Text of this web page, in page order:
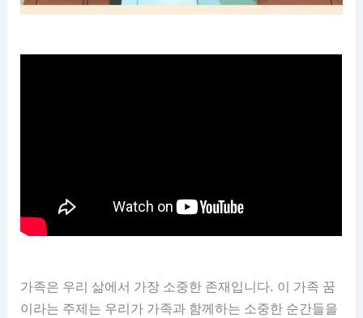
가족은 우리 삶에서 가장 소중한 존재입니다. 이 가족 꿈
이라는 주제는 우리가 가족과 함께하는 소중한 순간들을